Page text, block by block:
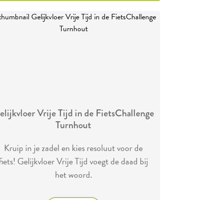
Vrije Tijd in de FietsChallenge
Turnhout
Kruip in je zadel en kies resoluut voor de
Gelijkvloer Vrije Tijd voegt de daad bij
het woord.